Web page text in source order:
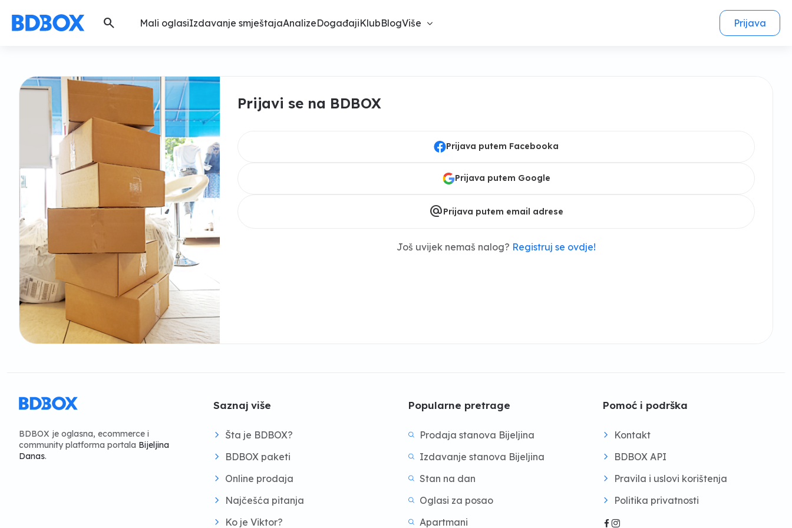
search Mali oglasiIzdavanje smještajaAnalizeDogađajiKlubBlogViše Prijava
Prijavi se na BDBOX
Prijava putem Facebooka
Prijava putem Google
alternate_emailPrijava putem email adrese
Još uvijek nemaš nalog? Registruj se ovdje!
BDBOX je oglasna, ecommerce i
community platforma portala Bijeljina
Danas.
Saznaj više
Šta je BDBOX?
BDBOX paketi
Online prodaja
Najčešća pitanja
Ko je Viktor?
Popularne pretrage
Prodaja stanova Bijeljina
Izdavanje stanova Bijeljina
Stan na dan
Oglasi za posao
Apartmani
Pomoć i podrška
Kontakt
BDBOX API
Pravila i uslovi korištenja
Politika privatnosti